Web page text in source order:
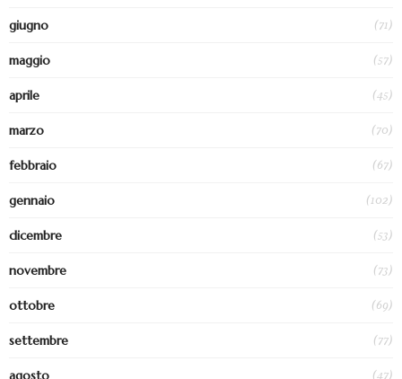
giugno (71)
maggio (57)
aprile (45)
marzo (70)
febbraio (67)
gennaio (102)
dicembre (53)
novembre (73)
ottobre (69)
settembre (77)
agosto (47)